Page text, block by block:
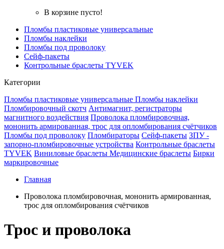
В корзине пусто!
Пломбы пластиковые универсальные
Пломбы наклейки
Пломбы под проволоку
Cейф-пакеты
Контрольные браслеты TYVEK
Категории
Пломбы пластиковые универсальные Пломбы наклейки
Пломбировочный скотч Антимагнит, регистраторы
магнитного воздействия Проволока пломбировочная,
мононить армированная, трос для опломбирования счётчиков
Пломбы под проволоку Пломбираторы Cейф-пакеты ЗПУ -
запорно-пломбировочные устройства Контрольные браслеты
TYVEK Виниловые браслеты Медицинские браслеты Бирки
маркировочные
Главная
Проволока пломбировочная, мононить армированная,
трос для опломбирования счётчиков
Трос и проволока